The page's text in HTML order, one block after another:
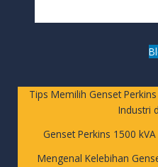
Tips Memilih Genset
Industri
Genset Perkins 1500
Mengenal Kelebihan